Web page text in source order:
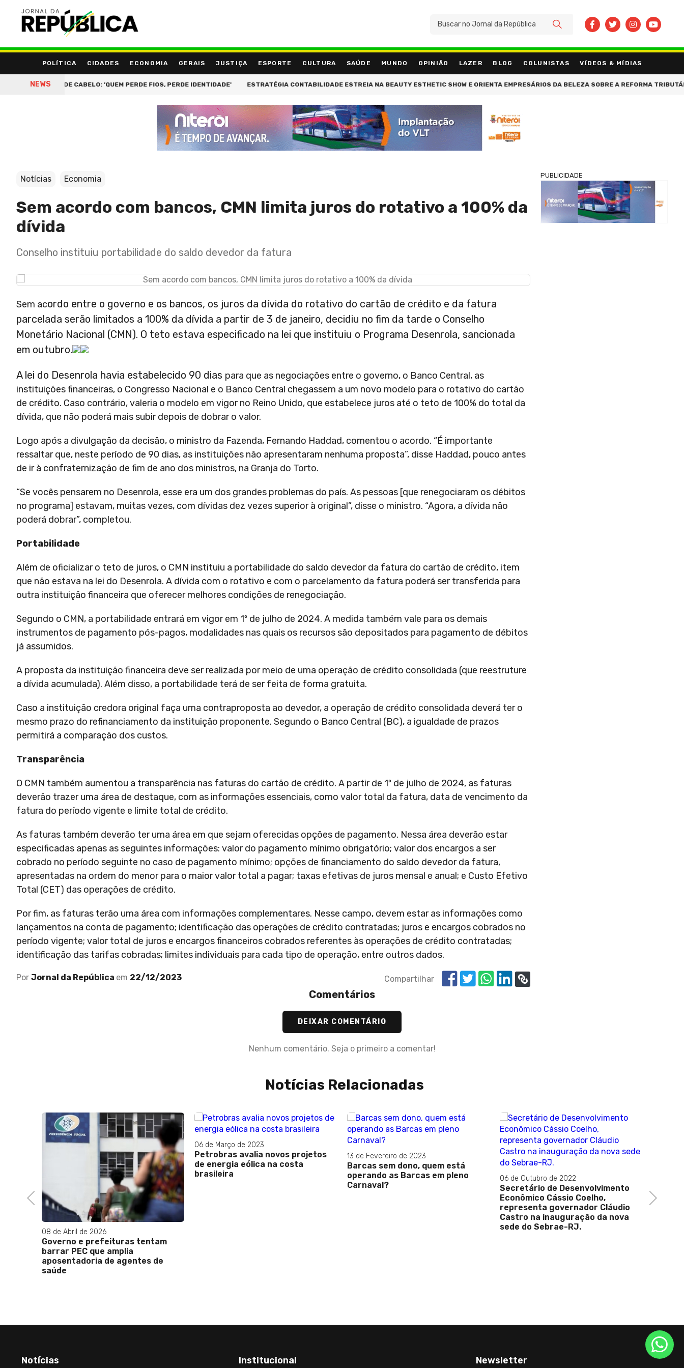
POLÍTICA CIDADES ECONOMIA GERAIS JUSTIÇA ESPORTE CULTURA SAÚDE MUNDO OPINIÃO LAZER BLOG COLUNISTAS VÍDEOS & MÍDIAS
NEWS
DA QUEDA DE CABELO: 'QUEM PERDE FIOS, PERDE IDENTIDADE' ESTRATÉGIA CONTABILIDADE ESTREIA NA BEAUTY ESTHETIC SHOW E ORIENTA EMPRESÁRIOS DA BELEZA SOBRE A REFORMA TRIBUTÁRIA
BUSCAR
Notícias Economia
Sem acordo com bancos, CMN limita juros do rotativo a 100% da
dívida
Conselho instituiu portabilidade do saldo devedor da fatura
Sem acordo entre o governo e os bancos, os juros da dívida do rotativo do cartão de crédito e da fatura
parcelada serão limitados a 100% da dívida a partir de 3 de janeiro, decidiu no fim da tarde o Conselho
Monetário Nacional (CMN). O teto estava especificado na lei que instituiu o Programa Desenrola, sancionada
em outubro.
A lei do Desenrola havia estabelecido 90 dias para que as negociações entre o governo, o Banco Central, as
instituições financeiras, o Congresso Nacional e o Banco Central chegassem a um novo modelo para o rotativo do cartão
de crédito. Caso contrário, valeria o modelo em vigor no Reino Unido, que estabelece juros até o teto de 100% do total da
dívida, que não poderá mais subir depois de dobrar o valor.
Logo após a divulgação da decisão, o ministro da Fazenda, Fernando Haddad, comentou o acordo. “É importante
ressaltar que, neste período de 90 dias, as instituições não apresentaram nenhuma proposta”, disse Haddad, pouco antes
de ir à confraternização de fim de ano dos ministros, na Granja do Torto.
“Se vocês pensarem no Desenrola, esse era um dos grandes problemas do país. As pessoas [que renegociaram os débitos
no programa] estavam, muitas vezes, com dívidas dez vezes superior à original”, disse o ministro. “Agora, a dívida não
poderá dobrar”, completou.
Portabilidade
Além de oficializar o teto de juros, o CMN instituiu a portabilidade do saldo devedor da fatura do cartão de crédito, item
que não estava na lei do Desenrola. A dívida com o rotativo e com o parcelamento da fatura poderá ser transferida para
outra instituição financeira que oferecer melhores condições de renegociação.
Segundo o CMN, a portabilidade entrará em vigor em 1º de julho de 2024. A medida também vale para os demais
instrumentos de pagamento pós-pagos, modalidades nas quais os recursos são depositados para pagamento de débitos
já assumidos.
A proposta da instituição financeira deve ser realizada por meio de uma operação de crédito consolidada (que reestruture
a dívida acumulada). Além disso, a portabilidade terá de ser feita de forma gratuita.
Caso a instituição credora original faça uma contraproposta ao devedor, a operação de crédito consolidada deverá ter o
mesmo prazo do refinanciamento da instituição proponente. Segundo o Banco Central (BC), a igualdade de prazos
permitirá a comparação dos custos.
Transparência
O CMN também aumentou a transparência nas faturas do cartão de crédito. A partir de 1º de julho de 2024, as faturas
deverão trazer uma área de destaque, com as informações essenciais, como valor total da fatura, data de vencimento da
fatura do período vigente e limite total de crédito.
As faturas também deverão ter uma área em que sejam oferecidas opções de pagamento. Nessa área deverão estar
especificadas apenas as seguintes informações: valor do pagamento mínimo obrigatório; valor dos encargos a ser
cobrado no período seguinte no caso de pagamento mínimo; opções de financiamento do saldo devedor da fatura,
apresentadas na ordem do menor para o maior valor total a pagar; taxas efetivas de juros mensal e anual; e Custo Efetivo
Total (CET) das operações de crédito.
Por fim, as faturas terão uma área com informações complementares. Nesse campo, devem estar as informações como
lançamentos na conta de pagamento; identificação das operações de crédito contratadas; juros e encargos cobrados no
período vigente; valor total de juros e encargos financeiros cobrados referentes às operações de crédito contratadas;
identificação das tarifas cobradas; limites individuais para cada tipo de operação, entre outros dados.
Por Jornal da República em 22/12/2023 Compartilhar
PUBLICIDADE
Comentários
DEIXAR COMENTÁRIO
Nenhum comentário. Seja o primeiro a comentar!
Notícias Relacionadas
Previous
08 de Abril de 2026
Governo e prefeituras tentam
barrar PEC que amplia
aposentadoria de agentes de
saúde
06 de Março de 2023
Petrobras avalia novos projetos
de energia eólica na costa
brasileira
13 de Fevereiro de 2023
Barcas sem dono, quem está
operando as Barcas em pleno
Carnaval?
06 de Outubro de 2022
Secretário de Desenvolvimento
Econômico Cássio Coelho,
representa governador Cláudio
Castro na inauguração da nova
sede do Sebrae-RJ.
Next
Notícias Institucional Newsletter